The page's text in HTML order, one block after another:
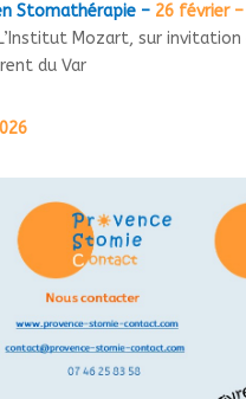
Stomathérapie – 26 février –
Mozart, sur invitation
du Var